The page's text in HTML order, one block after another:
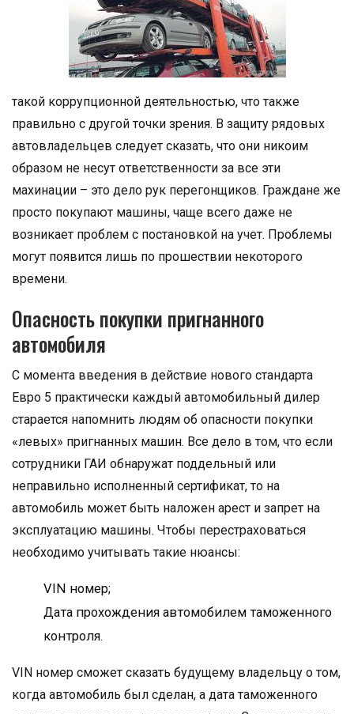
такой коррупционной деятельностью, что также
правильно с другой точки зрения. В защиту рядовых
автовладельцев следует сказать, что они никоим
образом не несут ответственности за все эти
махинации – это дело рук перегонщиков. Граждане же
просто покупают машины, чаще всего даже не
возникает проблем с постановкой на учет. Проблемы
могут появится лишь по прошествии некоторого
времени.
Опасность покупки пригнанного
автомобиля
С момента введения в действие нового стандарта
Евро 5 практически каждый автомобильный дилер
старается напомнить людям об опасности покупки
«левых» пригнанных машин. Все дело в том, что если
сотрудники ГАИ обнаружат поддельный или
неправильно исполненный сертификат, то на
автомобиль может быть наложен арест и запрет на
эксплуатацию машины. Чтобы перестраховаться
необходимо учитывать такие нюансы:
VIN номер;
Дата прохождения автомобилем таможенного
контроля.
VIN номер сможет сказать будущему владельцу о том,
когда автомобиль был сделан, а дата таможенного